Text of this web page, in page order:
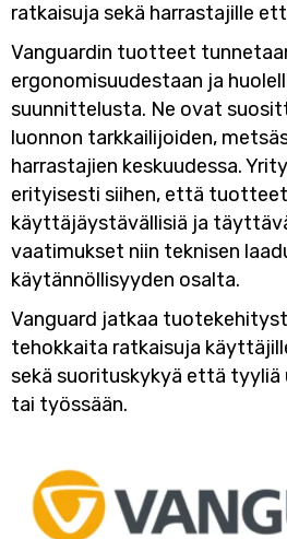
ratkaisuja sekä harrastajille
Vanguardin tuotteet
ergonomisuudestaan ja
suunnittelusta. Ne ovat
luonnon tarkkailijoiden,
harrastajien keskuudessa.
erityisesti siihen, että
käyttäjäystävällisiä ja
vaatimukset niin teknisen
käytännöllisyyden osalta.
Vanguard jatkaa
tehokkaita ratkaisuja
sekä suorituskykyä että tyyliä
tai työssään.